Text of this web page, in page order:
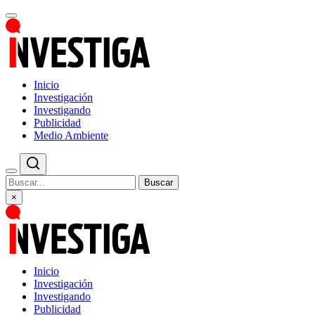
Inicio
Investigación
Investigando
Publicidad
Medio Ambiente
Buscar
×
Inicio
Investigación
Investigando
Publicidad